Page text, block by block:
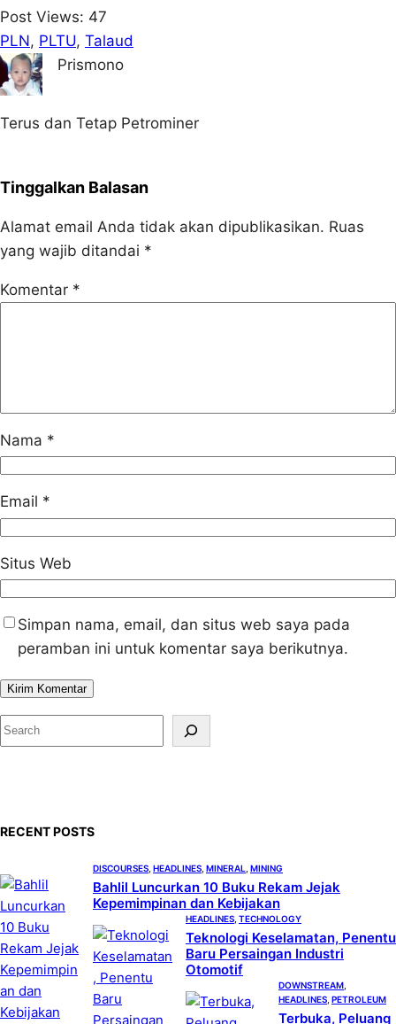
Post Views: 47
PLN, PLTU, Talaud
Prismono
Terus dan Tetap Petrominer
Tinggalkan Balasan
Alamat email Anda tidak akan dipublikasikan. Ruas
yang wajib ditandai *
Komentar *
Nama *
Email *
Situs Web
Simpan nama, email, dan situs web saya pada
peramban ini untuk komentar saya berikutnya.
S
e
RECENT POSTS
DISCOURSES HEADLINES MINERAL MINING
Bahlil Luncurkan 10 Buku Rekam Jejak
Kepemimpinan dan Kebijakan
HEADLINES TECHNOLOGY
Teknologi Keselamatan, Penentu
Baru Persaingan Industri
Otomotif
DOWNSTREAM
HEADLINES PETROLEUM
Terbuka, Peluang